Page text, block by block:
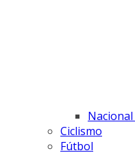
Ciclismo
Fútbol